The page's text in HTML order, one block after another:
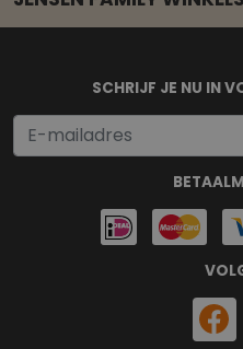
Mail onze
SCHRIJF JE NU IN